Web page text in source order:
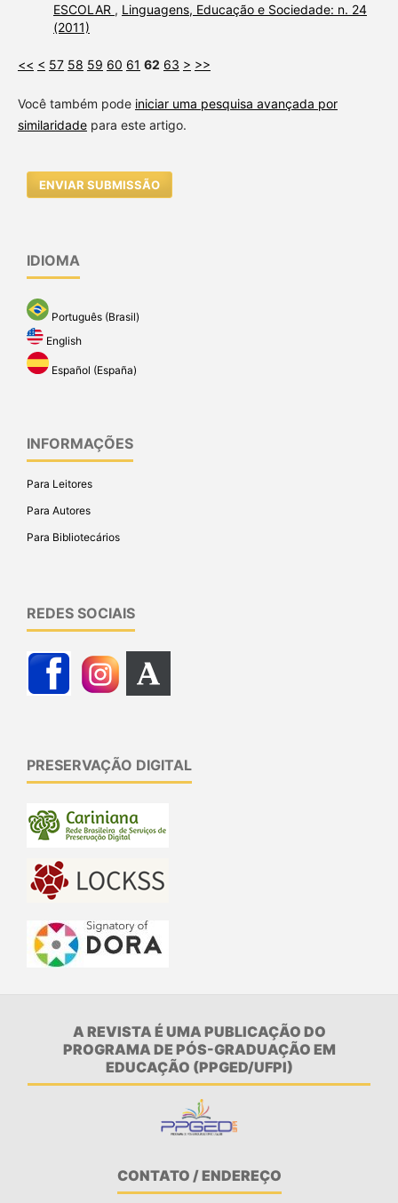
ESCOLAR , Linguagens, Educação e Sociedade: n. 24
(2011)
<< < 57 58 59 60 61 62 63 > >>
Você também pode iniciar uma pesquisa avançada por
similaridadepara este artigo.
ENVIAR SUBMISSÃO
IDIOMA
Português (Brasil)
English
Español (España)
INFORMAÇÕES
Para Leitores
Para Autores
Para Bibliotecários
REDES SOCIAIS
PRESERVAÇÃO DIGITAL
A REVISTA É UMA PUBLICAÇÃO DO
PROGRAMA DE PÓS-GRADUAÇÃO EM
EDUCAÇÃO (PPGED/UFPI)
CONTATO / ENDEREÇO